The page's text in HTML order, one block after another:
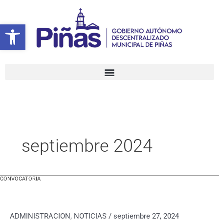
Abrir barra de herramientas
contenido
septiembre 2024
CONVOCATORIA
ADMINISTRACION, NOTICIAS / septiembre 27, 2024
CONVOCATORIA